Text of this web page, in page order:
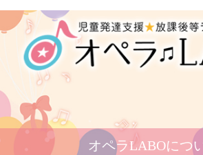
オペラLABOにつ